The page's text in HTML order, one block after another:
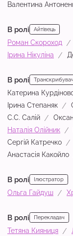
Валентина
В ролі Айтівець
Роман Скороход
Ірина Нікуліна
В ролі Транскрибувач
Катерина
Ірина Степаняк
С.С. Салій
Наталія Олійник
Сергій Катречко
Анастасія Какойло
В ролі Ілюстратор
Ольга Гайдуш
В ролі Перекладач
Тетяна Кияниця